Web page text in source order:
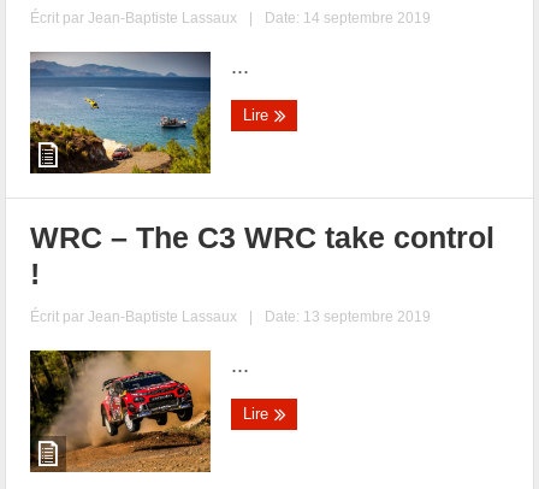
Écrit parJean-Baptiste Lassaux | Date: 14 septembre 2019
...
Lire
WRC – The C3 WRC take control
!
Écrit parJean-Baptiste Lassaux | Date: 13 septembre 2019
...
Lire